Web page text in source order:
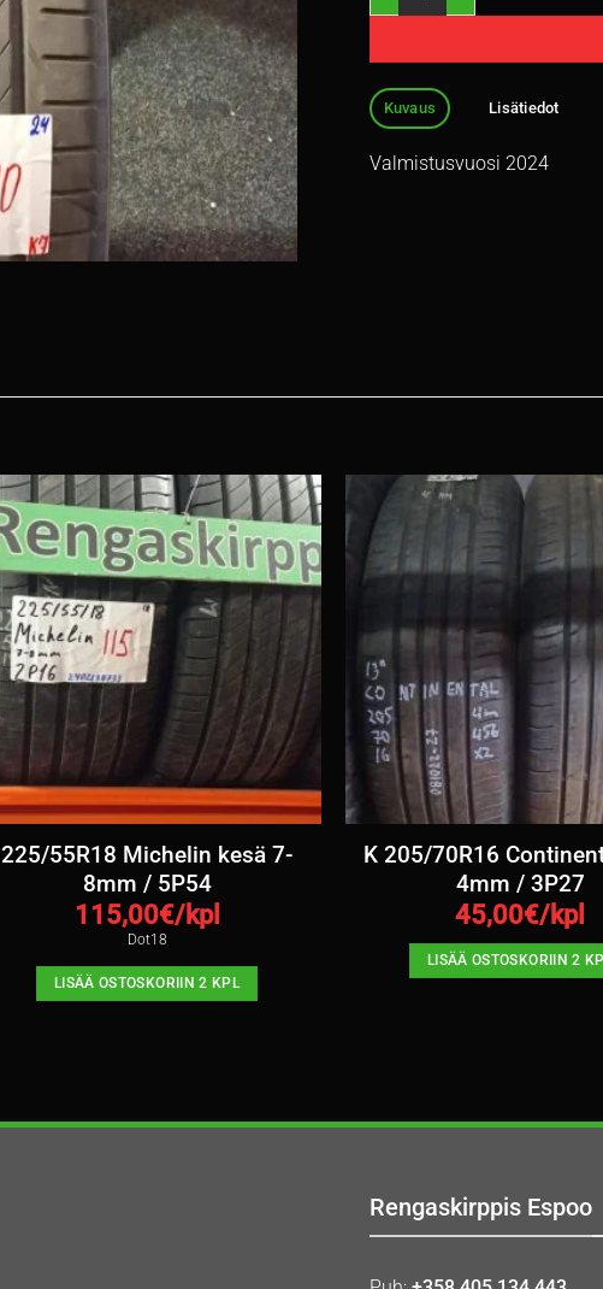
Kuvaus Lisätiedot
Valmistusvuosi 2024
225/55R18 Michelin kesä 7-
8mm / 5P54
115,00€/kpl
Dot18
LISÄÄ OSTOSKORIIN 2 KPL
K 205/70R16
4mm / 3P27
45,00€/kpl
LISÄÄ OSTOSKORIIN 2
Rengaskirppis Espoo